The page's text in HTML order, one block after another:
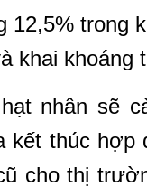
12,5% trong
khai khoáng
nhân sẽ
kết thúc hợp
cho thị